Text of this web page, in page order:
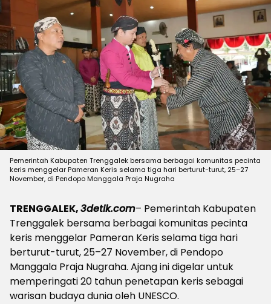
Pemerintah Kabupaten Trenggalek bersama berbagai komunitas pecinta
keris menggelar Pameran Keris selama tiga hari berturut-turut, 25–27
November, di Pendopo Manggala Praja Nugraha
TRENGGALEK,3detik.com– Pemerintah Kabupaten
Trenggalek bersama berbagai komunitas pecinta
keris menggelar Pameran Keris selama tiga hari
berturut-turut, 25–27 November, di Pendopo
Manggala Praja Nugraha. Ajang ini digelar untuk
memperingati 20 tahun penetapan keris sebagai
warisan budaya dunia oleh UNESCO.